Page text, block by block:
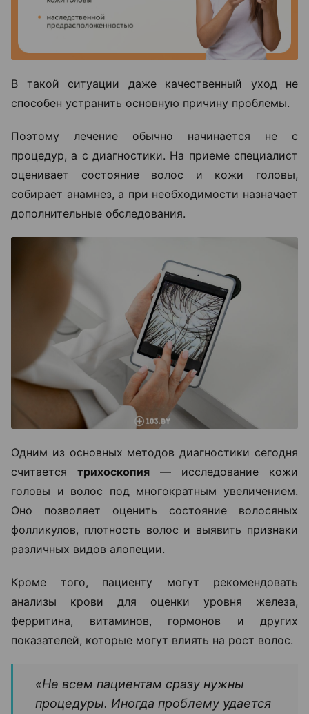
В такой ситуации даже качественный уход не
способен устранить основную причину проблемы.
Поэтому лечение обычно начинается не с
процедур, а с диагностики. На приеме специалист
оценивает состояние волос и кожи головы,
собирает анамнез, а при необходимости назначает
дополнительные обследования.
Одним из основных методов диагностики сегодня
считается трихоскопия — исследование кожи
головы и волос под многократным увеличением.
Оно позволяет оценить состояние волосяных
фолликулов, плотность волос и выявить признаки
различных видов алопеции.
Кроме того, пациенту могут рекомендовать
анализы крови для оценки уровня железа,
ферритина, витаминов, гормонов и других
показателей, которые могут влиять на рост волос.
«Не всем пациентам сразу нужны
процедуры. Иногда проблему удается